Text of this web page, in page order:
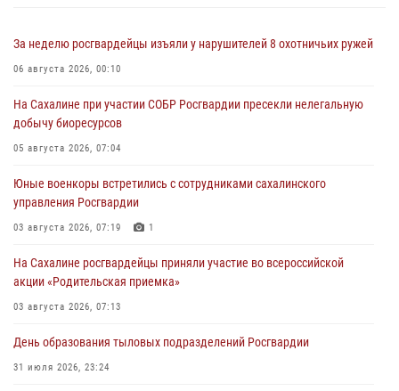
За неделю росгвардейцы изъяли у нарушителей 8 охотничьих ружей
06 августа 2026, 00:10
На Сахалине при участии СОБР Росгвардии пресекли нелегальную
добычу биоресурсов
05 августа 2026, 07:04
Юные военкоры встретились с сотрудниками сахалинского
управления Росгвардии
03 августа 2026, 07:19 1
На Сахалине росгвардейцы приняли участие во всероссийской
акции «Родительская приемка»
03 августа 2026, 07:13
День образования тыловых подразделений Росгвардии
31 июля 2026, 23:24